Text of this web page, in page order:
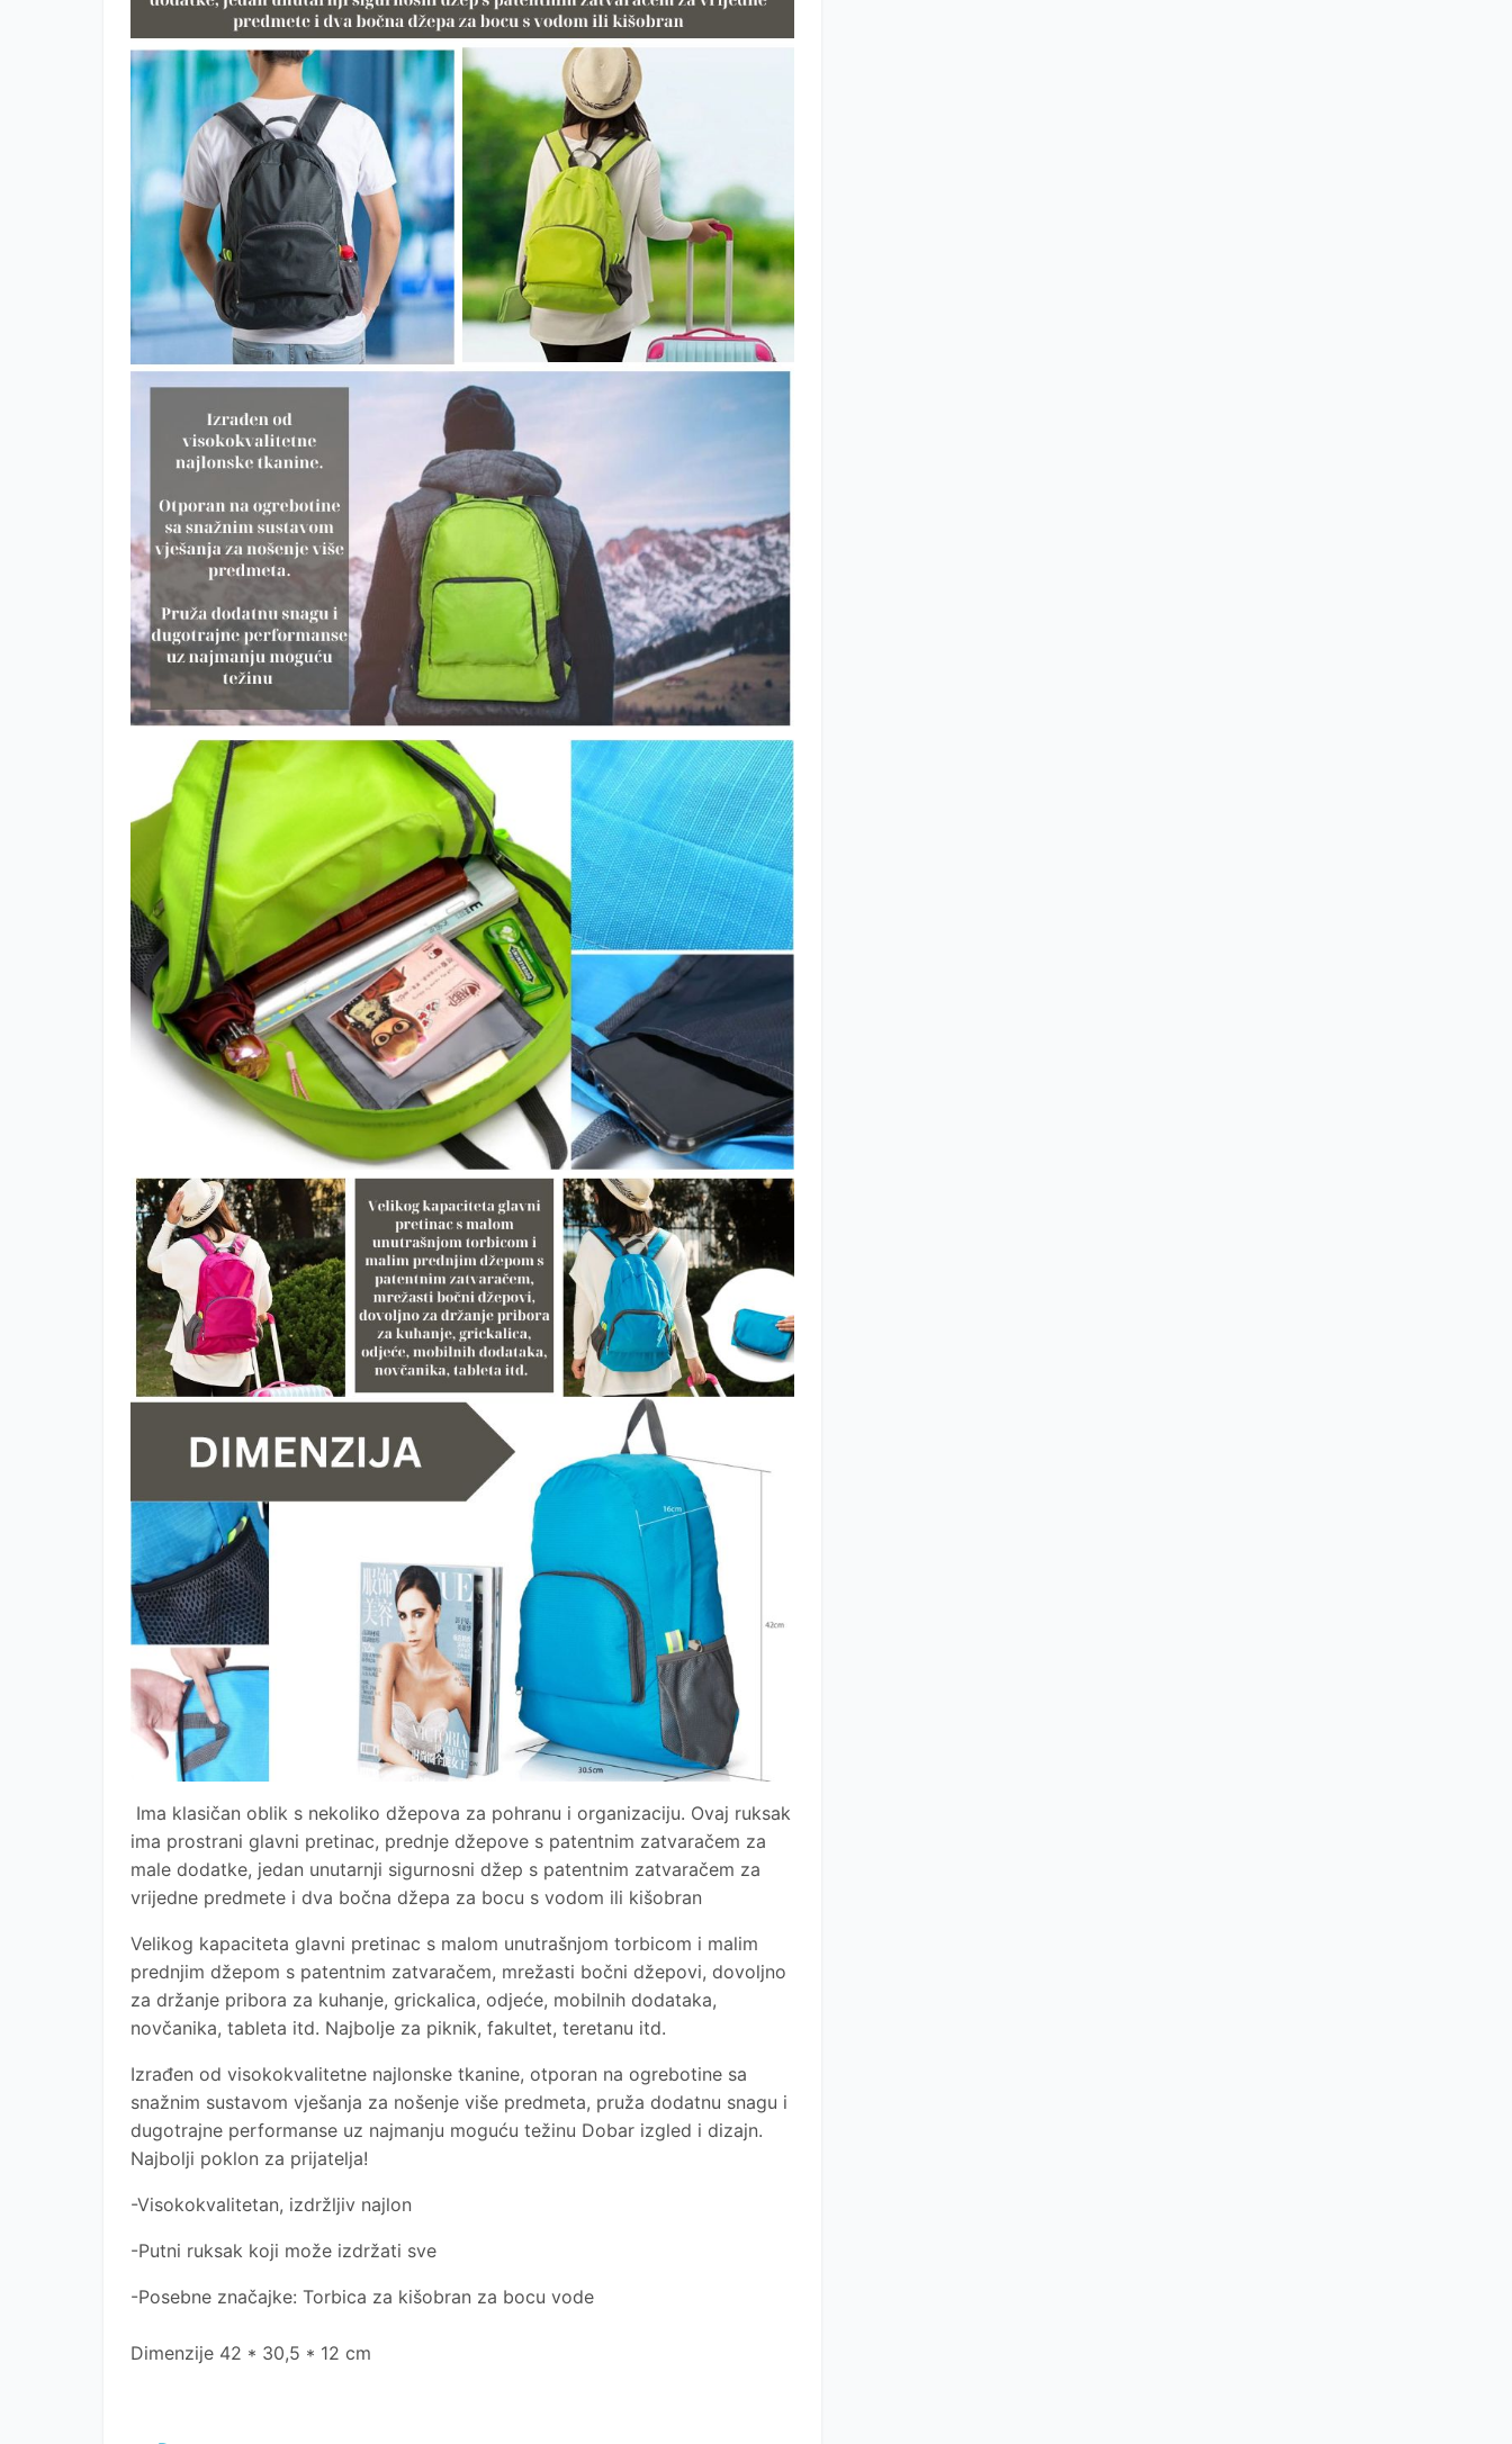
Ima klasičan oblik s nekoliko džepova za pohranu i organizaciju. Ovaj ruksak
ima prostrani glavni pretinac, prednje džepove s patentnim zatvaračem za
male dodatke, jedan unutarnji sigurnosni džep s patentnim zatvaračem za
vrijedne predmete i dva bočna džepa za bocu s vodom ili kišobran
Velikog kapaciteta glavni pretinac s malom unutrašnjom torbicom i malim
prednjim džepom s patentnim zatvaračem, mrežasti bočni džepovi, dovoljno
za držanje pribora za kuhanje, grickalica, odjeće, mobilnih dodataka,
novčanika, tableta itd. Najbolje za piknik, fakultet, teretanu itd.
Izrađen od visokokvalitetne najlonske tkanine, otporan na ogrebotine sa
snažnim sustavom vješanja za nošenje više predmeta, pruža dodatnu snagu i
dugotrajne performanse uz najmanju moguću težinu Dobar izgled i dizajn.
Najbolji poklon za prijatelja!
-Visokokvalitetan, izdržljiv najlon
-Putni ruksak koji može izdržati sve
-Posebne značajke: Torbica za kišobran za bocu vode
Dimenzije 42 * 30,5 * 12 cm